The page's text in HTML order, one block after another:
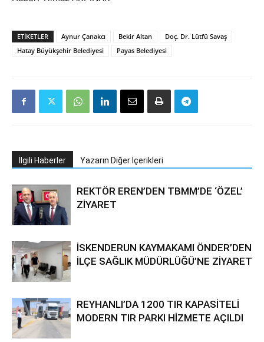
ETIKETLER Aynur Çanakcı Bekir Altan
Doç. Dr. Lütfü Savaş
Hatay Büyükşehir Belediyesi
Payas Belediyesi
İlgili Haberler Yazarın Diğer İçerikleri
REKTÖR EREN’DEN TBMM’DE ‘ÖZEL’
ZİYARET
İSKENDERUN KAYMAKAMI ÖNDER’DEN
İLÇE SAĞLIK MÜDÜRLÜĞÜ’NE ZİYARET
REYHANLI’DA 1200 TIR KAPASİTELİ
MODERN TIR PARKI HİZMETE AÇILDI